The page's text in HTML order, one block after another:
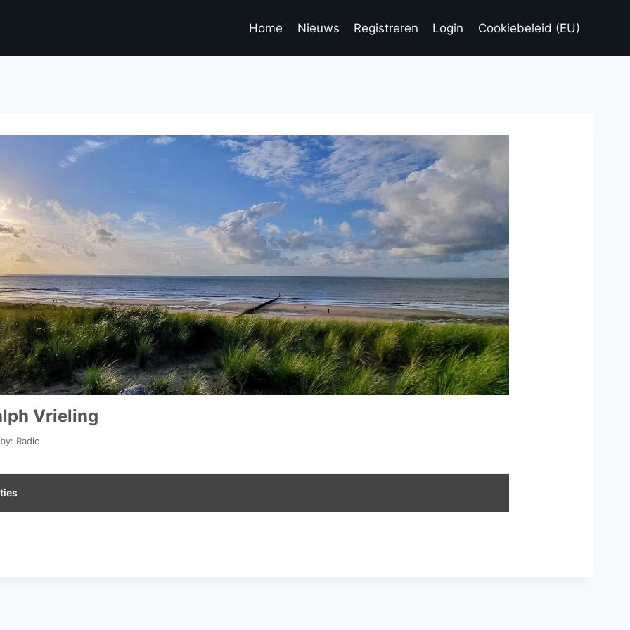
Home Nieuws Registreren Login Cookiebeleid (EU)
Vrieling
Radio